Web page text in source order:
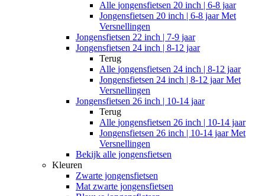
Alle jongensfietsen 20 inch | 6-8 jaar
Jongensfietsen 20 inch | 6-8 jaar Met
Versnellingen
Jongensfietsen 22 inch | 7-9 jaar
Jongensfietsen 24 inch | 8-12 jaar
Terug
Alle jongensfietsen 24 inch | 8-12 jaar
Jongensfietsen 24 inch | 8-12 jaar Met
Versnellingen
Jongensfietsen 26 inch | 10-14 jaar
Terug
Alle jongensfietsen 26 inch | 10-14 jaar
Jongensfietsen 26 inch | 10-14 jaar Met
Versnellingen
Bekijk alle jongensfietsen
Kleuren
Zwarte jongensfietsen
Mat zwarte jongensfietsen